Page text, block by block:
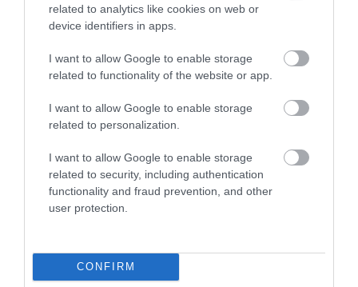
related to analytics like cookies on web or
device identifiers in apps.
I want to allow Google to enable storage
related to functionality of the website or app.
I want to allow Google to enable storage
related to personalization.
I want to allow Google to enable storage
related to security, including authentication
functionality and fraud prevention, and other
user protection.
CONFIRM
Honda Insight (2009-2014) használt teszt
Honda City (2008-2014) használt teszt